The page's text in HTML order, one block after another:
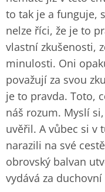
to tak je a funguje,
nelze říci, že je to
vlastní zkušenosti,
minulosti. Oni
považují za svou
je to pravda. Toto,
náš rozum. Myslí
uvěřil. A vůbec si v
narazili na své
obrovský balvan
vydává za